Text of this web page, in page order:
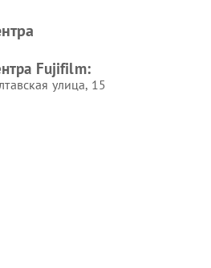
Fujifilm:
улица, 15